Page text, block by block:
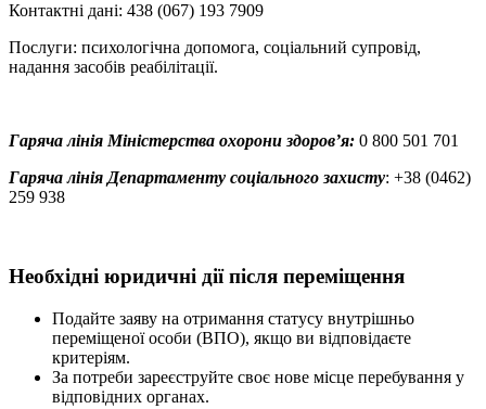
Контактні дані: 438 (067) 193 7909
Послуги: психологічна допомога, соціальний супровід,
надання засобів реабілітації.
Гаряча лінія Міністерства охорони здоров’я: 0 800 501 701
Гаряча лінія Департаменту соціального захисту: +38 (0462)
259 938
Необхідні юридичні дії після переміщення
Подайте заяву на отримання статусу внутрішньо
переміщеної особи (ВПО), якщо ви відповідаєте
критеріям.
За потреби зареєструйте своє нове місце перебування у
відповідних органах.